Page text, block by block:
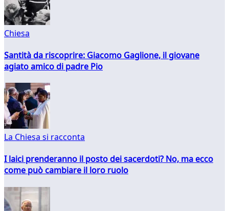
Chiesa
Santità da riscoprire: Giacomo Gaglione, il giovane
agiato amico di padre Pio
La Chiesa si racconta
I laici prenderanno il posto dei sacerdoti? No, ma ecco
come può cambiare il loro ruolo